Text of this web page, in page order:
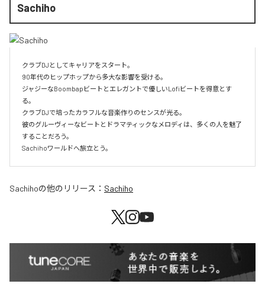
Sachiho
クラブDJとしてキャリアをスタート。
90年代のヒップホップから多大な影響を受ける。
ジャジーなBoombapビートとエレガントで優しいLofiビートを得意とす
る。
クラブDJで培ったカラフルな音楽作りのセンスが光る。
彼のグルーヴィーなビートとドラマティックなメロディは、多くの人を魅了
することだろう。
Sachihoワールドへ旅立とう。
Sachihoの他のリリース： Sachiho